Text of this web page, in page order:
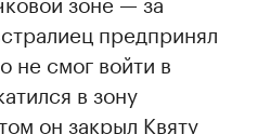
предпринял
не смог войти в
в зону
он закрыл Квяту